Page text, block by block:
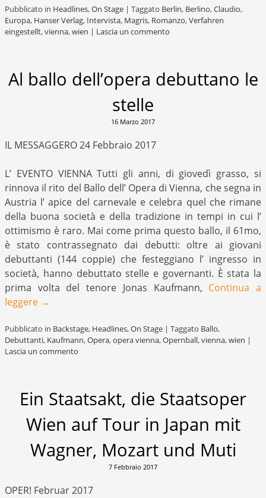
Pubblicato in Headlines,On Stage | Taggato Berlin, Berlino,Claudio,
Europa, Hanser Verlag, Intervista, Magris, Romanzo,Verfahren
eingestellt,vienna,wien | Lascia un commento
Al ballo dell’opera debuttano le
stelle
16 Marzo 2017
IL MESSAGGERO 24 Febbraio 2017
L’ EVENTO VIENNA Tutti gli anni, di giovedì grasso, si
rinnova il rito del Ballo dell’ Opera di Vienna, che segna in
Austria l’ apice del carnevale e celebra quel che rimane
della buona società e della tradizione in tempi in cui l’
ottimismo è raro. Mai come prima questo ballo, il 61mo,
è stato contrassegnato dai debutti: oltre ai giovani
debuttanti (144 coppie) che festeggiano l’ ingresso in
società, hanno debuttato stelle e governanti. È stata la
prima volta del tenore Jonas Kaufmann, Continua a
leggere →
Pubblicato in Backstage, Headlines,On Stage | Taggato Ballo,
Debuttanti, Kaufmann,Opera,opera vienna,Opernball,vienna,wien |
Lascia un commento
Ein Staatsakt, die Staatsoper
Wien auf Tour in Japan mit
Wagner, Mozart und Muti
7 Febbraio 2017
OPER! Februar 2017